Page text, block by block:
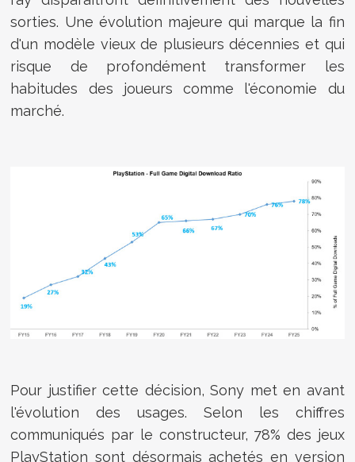
sorties. Une évolution majeure qui marque la fin
d'un modèle vieux de plusieurs décennies et qui
risque de profondément transformer les
habitudes des joueurs comme l'économie du
marché.
Pour justifier cette décision, Sony met en avant
l'évolution des usages. Selon les chiffres
communiqués par le constructeur, 78% des jeux
PlayStation sont désormais achetés en version